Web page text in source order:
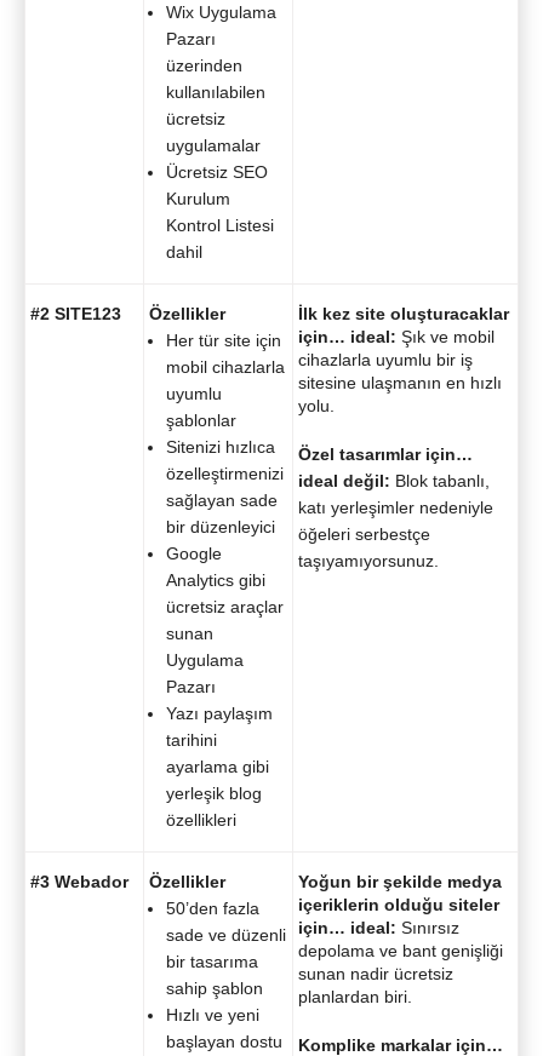
Wix Uygulama
Pazarı
üzerinden
kullanılabilen
ücretsiz
uygulamalar
Ücretsiz SEO
Kurulum
Kontrol Listesi
dahil
#2 SITE123
Özellikler
Her tür site için
mobil cihazlarla
uyumlu
şablonlar
Sitenizi hızlıca
özelleştirmenizi
sağlayan sade
bir düzenleyici
Google
Analytics gibi
ücretsiz araçlar
sunan
Uygulama
Pazarı
Yazı paylaşım
tarihini
ayarlama gibi
yerleşik blog
özellikleri
İlk kez site oluşturacaklar
için… ideal: Şık ve mobil
cihazlarla uyumlu bir iş
sitesine ulaşmanın en hızlı
yolu.
Özel tasarımlar için…
ideal değil: Blok tabanlı,
katı yerleşimler nedeniyle
öğeleri serbestçe
taşıyamıyorsunuz.
#3 Webador
Özellikler
50’den fazla
sade ve düzenli
bir tasarıma
sahip şablon
Hızlı ve yeni
başlayan dostu
Yoğun bir şekilde medya
içeriklerin olduğu siteler
için… ideal: Sınırsız
depolama ve bant genişliği
sunan nadir ücretsiz
planlardan biri.
Komplike markalar için…